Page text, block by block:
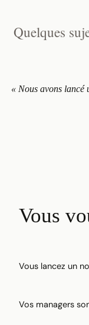
Quelques
« Nous avons lancé
Vous
Vous lancez un
Vos managers